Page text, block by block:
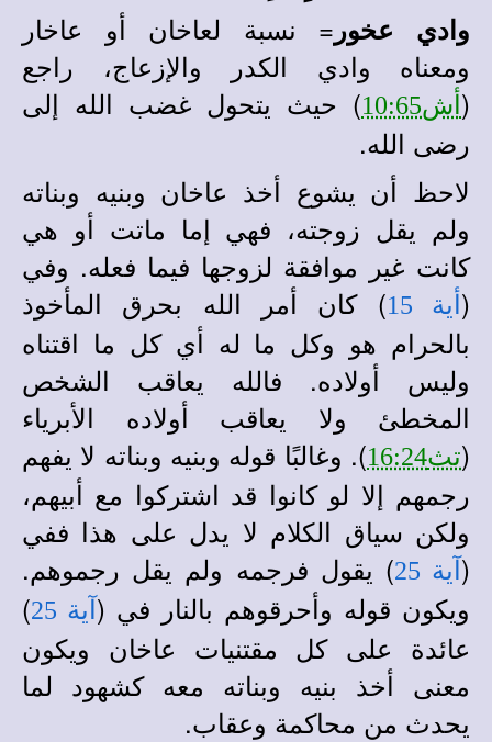
وادي عخور = نسبة لعاخان أو عاخار
ومعناه وادي الكدر والإزعاج، راجع
( أش10:65
) حيث يتحول غضب الله إلى
رضى الله.
لاحظ أن يشوع أخذ عاخان وبنيه وبناته
ولم يقل زوجته، فهي إما ماتت أو هي
كانت غير موافقة لزوجها فيما فعله. وفي
( أية 15
) كان أمر الله بحرق المأخوذ
بالحرام هو وكل ما له أي كل ما اقتناه
وليس أولاده. فالله يعاقب الشخص
المخطئ ولا يعاقب أولاده الأبرياء
(تث16:24
). وغالبًا قوله وبنيه وبناته لا يفهم
رجمهم إلا لو كانوا قد اشتركوا مع أبيهم،
ولكن سياق الكلام لا يدل على هذا ففي
( آية 25
) يقول فرجمه ولم يقل رجموهم.
ويكون قوله وأحرقوهم بالنار في ( آية 25
)
عائدة على كل مقتنيات عاخان ويكون
معنى أخذ بنيه وبناته معه كشهود لما
يحدث من محاكمة وعقاب.